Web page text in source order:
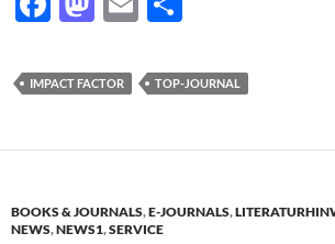
e
o
k
to
o
ail le
IMPACT FACTOR TOP-JOURNAL
BOOKS & JOURNALS,E-JOURNALS,
NEWS,NEWS1,SERVICE